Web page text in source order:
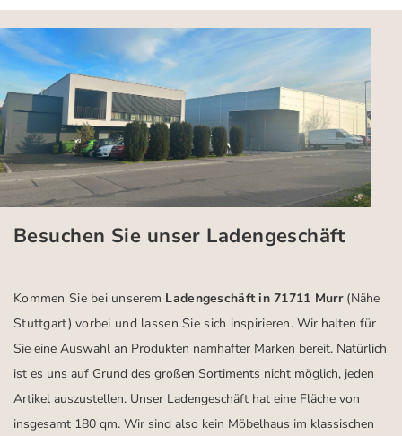
Besuchen Sie unser Ladengeschäft
Kommen Sie bei unserem Ladengeschäft in 71711 Murr (Nähe
Stuttgart) vorbei und lassen Sie sich inspirieren.Wir halten für
Sie eine Auswahl an Produkten namhafter Marken bereit. Natürlich
ist es uns auf Grund des großen Sortiments nicht möglich, jeden
Artikel auszustellen. Unser Ladengeschäft hat eine Fläche von
insgesamt 180 qm. Wir sind also kein Möbelhaus im klassischen